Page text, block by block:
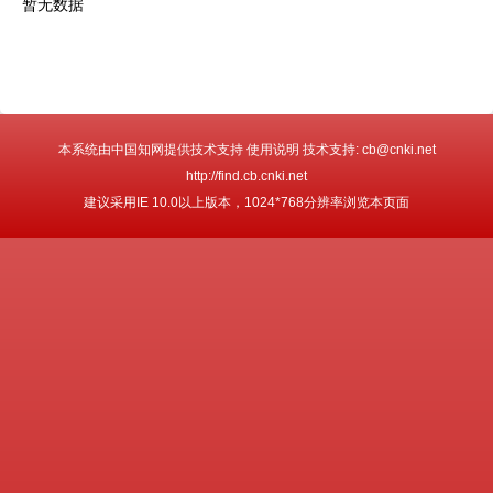
暂无数据
本系统由中国知网提供技术支持 使用说明 技术支持: cb@cnki.net
http://find.cb.cnki.net
建议采用IE 10.0以上版本，1024*768分辨率浏览本页面